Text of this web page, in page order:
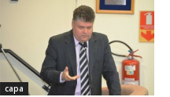
capa